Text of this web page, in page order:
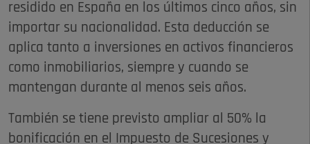
residido en España en los últimos cinco años, sin
importar su nacionalidad. Esta deducción se
aplica tanto a inversiones en activos financieros
como inmobiliarios, siempre y cuando se
mantengan durante al menos seis años.
También se tiene previsto ampliar al 50% la
bonificación en el Impuesto de Sucesiones y